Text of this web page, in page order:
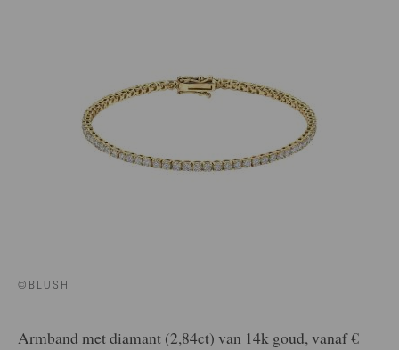
©BLUSH
Armband met diamant (2,84ct) van 14k goud, vanaf €